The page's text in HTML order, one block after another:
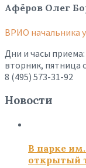
Афёров Олег
ВРИО начальника
Дни и часы приема:
вторник, пятница
8 (495) 573-31-92
Новости
В парке
открытый